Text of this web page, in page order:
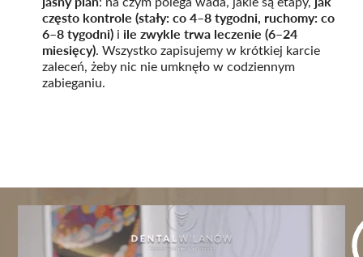
często kontrole (stały: co 4–8 tygodni, ruchomy: co
6–8 tygodni) i ile zwykle trwa leczenie (6–24
miesięcy). Wszystko zapisujemy w krótkiej karcie
zaleceń, żeby nic nie umknęło w codziennym
zabieganiu.